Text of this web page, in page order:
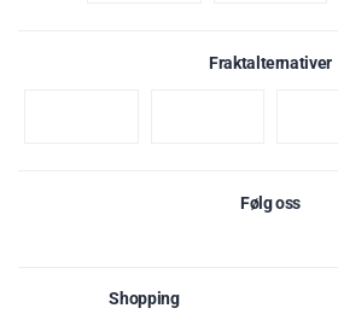
Fraktalternativer
Følg oss
Shopping